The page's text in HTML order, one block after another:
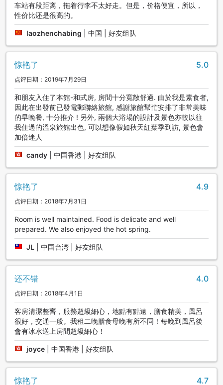
车站有段距离，拖着行李不太好走。但是，价格便宜，所以，
性价比还是很高的。
laozhenchabing 中国 | 好友组队
惊艳了 5.0
点评日期：2019年7月29日
和朋友入住了本館-和式房, 房間十分寬敞舒適. 由於我是素食者,
因此在出發前已發電郵聯絡旅館, 感謝旅館幫忙安排了非常美味
的早晚餐, 十分推介 ! 另外, 兩個大浴場的設計及景色亦較以往
我住過的溫泉旅館出色, 可以想像假如秋天紅葉季到訪, 景色會
加倍迷人
candy 中国香港 | 好友组队
惊艳了 4.9
点评日期：2018年7月31日
Room is well maintained. Food is delicate and well
prepared. We also enjoyed the hot spring.
JL 中国台湾 | 好友组队
还不错 4.0
点评日期：2018年4月1日
客房清潔整齊，服務超級細心，地點有點遠，膳食精美，風呂
很好，交通一般。我租二晚膳食母晚有所不同！每晚到風呂後
會有冰水送上房間超級細心！
joyce 中国香港 | 好友组队
惊艳了 4.7